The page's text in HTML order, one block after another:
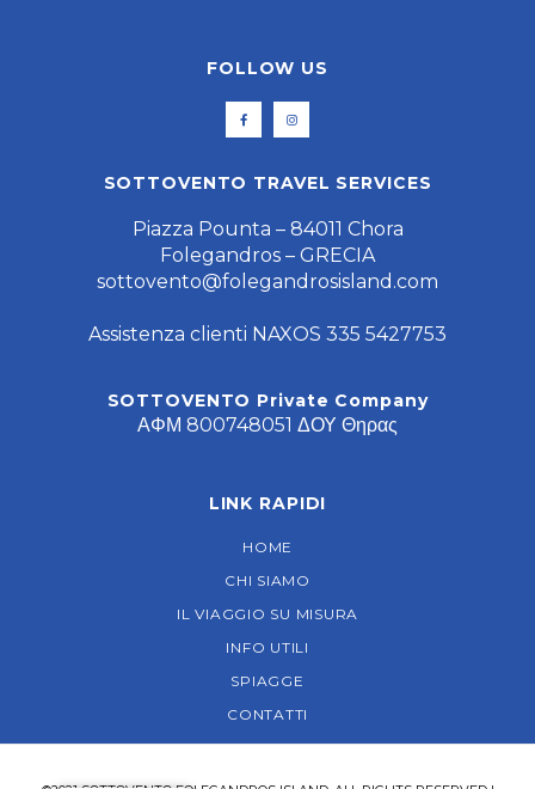
FOLLOW US
SOTTOVENTO TRAVEL SERVICES
Piazza Pounta – 84011 Chora
Folegandros – GRECIA
sottovento@folegandrosisland.com
Assistenza clienti NAXOS 335 5427753
SOTTOVENTO Private Company
ΑΦΜ 800748051 ΔΟΥ Θηρας
LINK RAPIDI
HOME
CHI SIAMO
IL VIAGGIO SU MISURA
INFO UTILI
SPIAGGE
CONTATTI